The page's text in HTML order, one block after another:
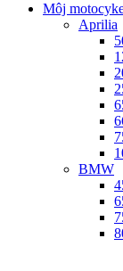
Môj
Aprilia
BMW